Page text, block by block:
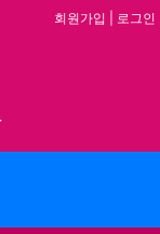
회원가입 로그인